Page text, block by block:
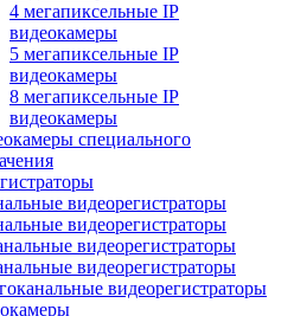
4 мегапиксельные IP
видеокамеры
5 мегапиксельные IP
видеокамеры
8 мегапиксельные IP
видеокамеры
специального
видеорегистраторы
видеорегистраторы
видеорегистраторы
видеорегистраторы
видеорегистраторы